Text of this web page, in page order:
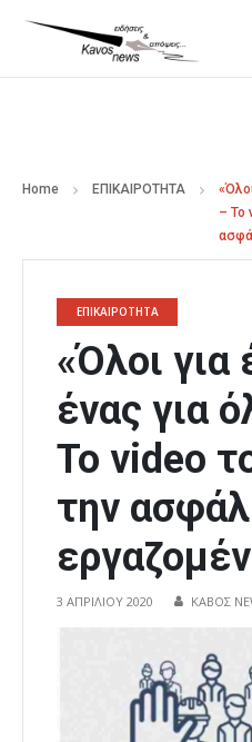
Home ΕΠΙΚΑΙΡΟΤΗΤΑ
– Το
ΕΠΙΚΑΙΡΟΤΗΤΑ
«Όλοι για
ένας για
Το video
την
3 ΑΠΡΙΛΊΟΥ 2020 ΚΑΒΟΣ